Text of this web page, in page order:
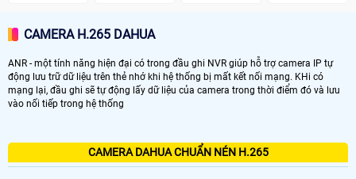
CAMERA H.265 DAHUA
ANR - một tính năng hiện đại có trong đầu ghi NVR giúp hỗ trợ camera IP tự
động lưu trữ dữ liệu trên thẻ nhớ khi hệ thống bị mất kết nối mạng. KHi có
mạng lại, đầu ghi sẽ tự động lấy dữ liệu của camera trong thời điểm đó và lưu
vào nối tiếp trong hệ thống
CAMERA DAHUA CHUẨN NÉN H.265